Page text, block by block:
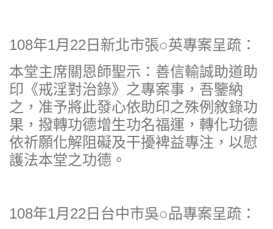
108年1月22日新北市張○英專案呈疏：
本堂主席關恩師聖示：善信輸誠助道助
印《戒淫對治錄》之專案事，吾鑒納
之，准予將此發心依助印之殊例敘錄功
果，撥轉功德增生功名福運，轉化功德
依祈願化解阻礙及干擾裨益專注，以慰
護法本堂之功德。
108年1月22日台中市吳○品專案呈疏：